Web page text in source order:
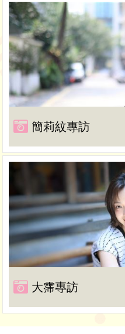
簡莉紋專訪
大霈專訪